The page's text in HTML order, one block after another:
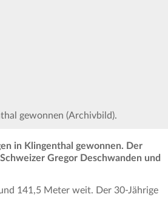
gewonnen (Archivbild).
in Klingenthal gewonnen. Der
Gregor Deschwanden und
141,5 Meter weit. Der 30-Jährige